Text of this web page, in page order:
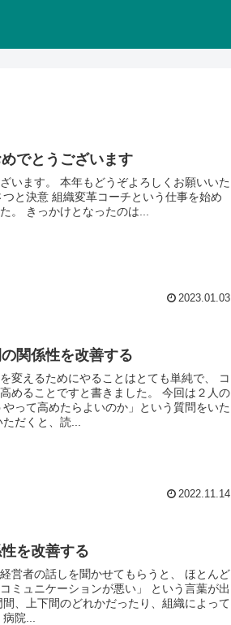
でとうございます
います。 本年もどうぞよろしくお願いいた
。 きっかけとなったのは...
2023.01.03
関係性を改善する
変えるためにやることはとても単純で、 コ
ことですと書きました。 今回は２人の
って高めたらよいのか」という質問をいた
だくと、読...
2022.11.14
を改善する
営者の話しを聞かせてもらうと、 ほとんど
ミュニケーションが悪い」 という言葉が出
院...